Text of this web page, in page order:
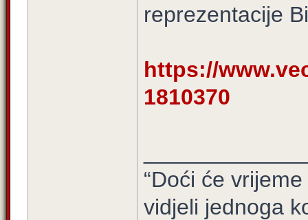
reprezentacije
https://
1810370
“Doći će
vidjeli jednoga